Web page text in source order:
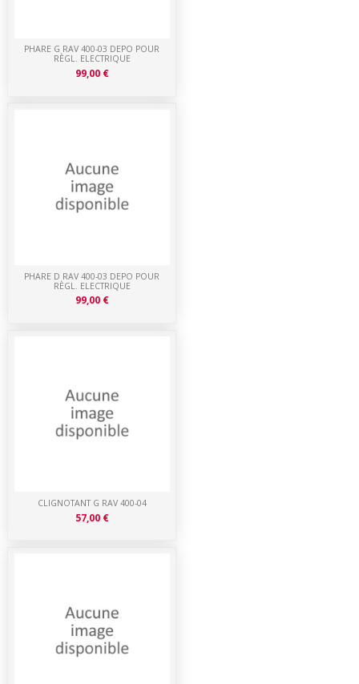
CLIGNOTANT G RAV 400-04
57,00 €
PHARE D RAV 400-03 DEPO POUR
RÈGL. ELECTRIQUE
99,00 €
PHARE G RAV 400-03 DEPO POUR
RÈGL. ELECTRIQUE
99,00 €